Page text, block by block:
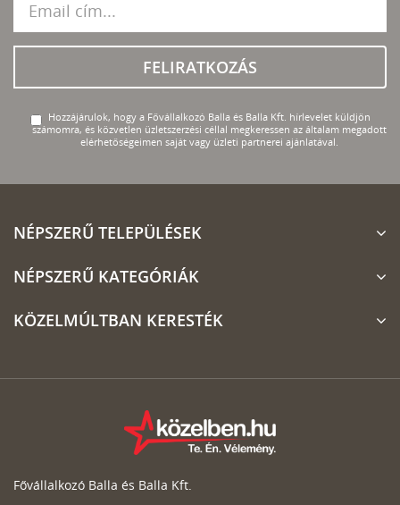
FELIRATKOZÁS
Hozzájárulok, hogy a Fővállalkozó Balla és Balla Kft. hírlevelet küldjön
számomra, és közvetlen üzletszerzési céllal megkeressen az általam megadott
elérhetőségeimen saját vagy üzleti partnerei ajánlatával.
NÉPSZERŰ TELEPÜLÉSEK
NÉPSZERŰ KATEGÓRIÁK
KÖZELMÚLTBAN KERESTÉK
Fővállalkozó Balla és Balla Kft.